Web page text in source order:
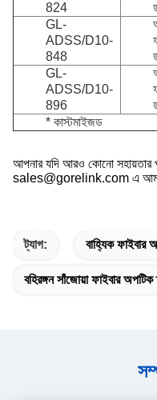
824
GL-
ADSS/D10-
848
GL-
ADSS/D10-
896
* কাস্টমাইজড
আপনার যদি আরও কোনো সহায়তার
sales@gorelink.com এ
ট্যাগ: বাহ্যিক ফাইবার
বহিরঙ্গন সাঁজোয়া ফাইবার অপটিক